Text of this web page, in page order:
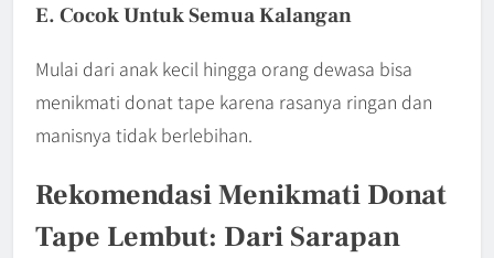
E. Cocok Untuk Semua Kalangan
Mulai dari anak kecil hingga orang dewasa bisa
menikmati donat tape karena rasanya ringan dan
manisnya tidak berlebihan.
Rekomendasi Menikmati Donat
Tape Lembut: Dari Sarapan